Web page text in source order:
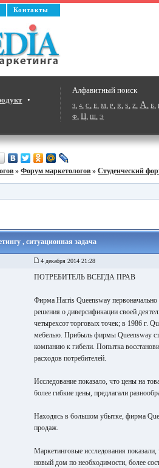
Контакты
Алфавитный поиск
3,4,C,E,M,P,R,S,Z,А,Б,
Ф,Ц,Ш,Э
•
»Форум маркетологов »Студенческий
, ситуационная задача
4 декабря 2014 21:28
ПОТРЕБИТЕЛЬ ВСЕГДА ПРАВ
Фирма Harris Queensway
решения о диверсификации своей
четырехсот торговых точек; в 1986 г.
мебелью. Прибыль фирмы Queensway
компанию к гибели. Попытка
расходов потребителей.
Исследование показало, что цены на
более гибкие цены, предлагали
Находясь в большом убытке, фирма
продаж.
Маркетинговые исследования
новый дом по необходимости, более